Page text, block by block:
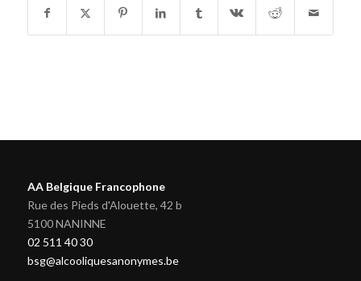
AA Belgique Francophone
Rue des Pieds d'Alouette, 42 b
5100 NANINNE
02 511 40 30
bsg@alcooliquesanonymes.be